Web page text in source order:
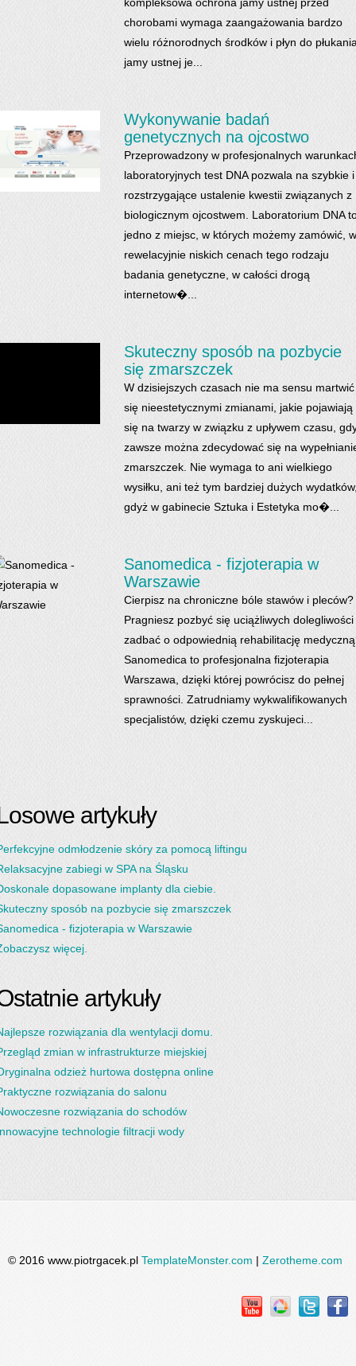
kompleksowa ochrona jamy ustnej przed
chorobami wymaga zaangażowania bardzo
wielu różnorodnych środków i płyn do
jamy ustnej je...
Wykonywanie badań
genetycznych na ojcostwo
Przeprowadzony w profesjonalnych
laboratoryjnych test DNA pozwala na szybkie i
rozstrzygające ustalenie kwestii związanych z
biologicznym ojcostwem. Laboratorium DNA
jedno z miejsc, w których możemy zamówić, w
rewelacyjnie niskich cenach tego rodzaju
badania genetyczne, w całości drogą
internetow�...
Skuteczny sposób na pozbycie
się zmarszczek
W dzisiejszych czasach nie ma sensu martwić
się nieestetycznymi zmianami, jakie pojawiają
się na twarzy w związku z upływem czasu,
zawsze można zdecydować się na
zmarszczek. Nie wymaga to ani wielkiego
wysiłku, ani też tym bardziej dużych
gdyż w gabinecie Sztuka i Estetyka mo�...
Sanomedica - fizjoterapia w
Warszawie
Cierpisz na chroniczne bóle stawów i pleców?
Pragniesz pozbyć się uciążliwych dolegliwości
zadbać o odpowiednią rehabilitację
Sanomedica to profesjonalna fizjoterapia
Warszawa, dzięki której powrócisz do pełnej
sprawności. Zatrudniamy wykwalifikowanych
specjalistów, dzięki czemu zyskujeci...
artykuły
odmłodzenie skóry za pomocą liftingu
zabiegi w SPA na Śląsku
dopasowane implanty dla ciebie.
sposób na pozbycie się zmarszczek
- fizjoterapia w Warszawie
więcej.
artykuły
rozwiązania dla wentylacji domu.
zmian w infrastrukturze miejskiej
odzież hurtowa dostępna online
rozwiązania do salonu
rozwiązania do schodów
technologie filtracji wody
© 2016 www.piotrgacek.pl TemplateMonster.com | Zerotheme.com